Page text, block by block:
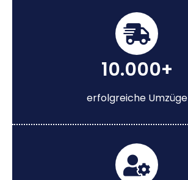
10.000+
erfolgreiche Umzüge